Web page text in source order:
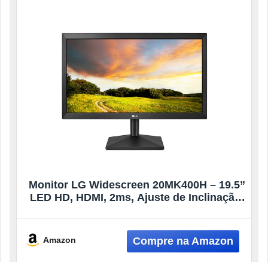
Monitor LG Widescreen 20MK400H – 19.5”
LED HD, HDMI, 2ms, Ajuste de Inclinação,
Amazon